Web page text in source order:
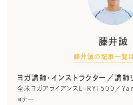
藤井誠
藤井誠の記事一覧
ヨガ講師・インストラクター／講師
全米ヨガアライアンスE-RYT500／
ョナー